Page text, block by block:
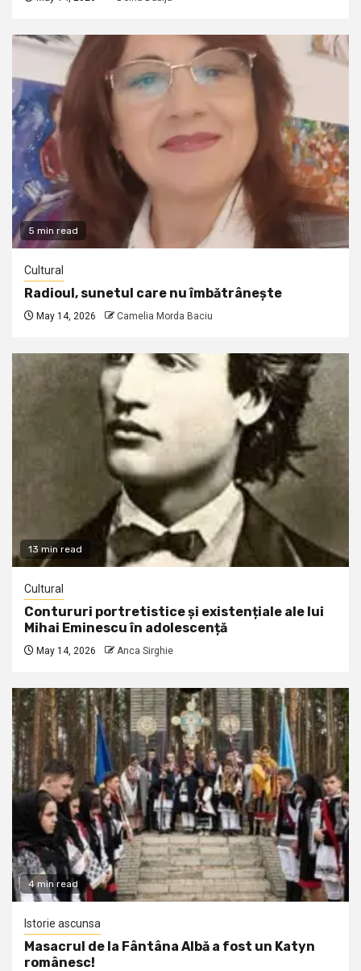
5 min read
Cultural
Radioul, sunetul care nu îmbătrânește
May 14, 2026 Camelia Morda Baciu
13 min read
Cultural
Contururi portretistice și existențiale ale lui
Mihai Eminescu în adolescență
May 14, 2026 Anca Sirghie
4 min read
Istorie ascunsa
Masacrul de la Fântâna Albă a fost un Katyn
românesc!